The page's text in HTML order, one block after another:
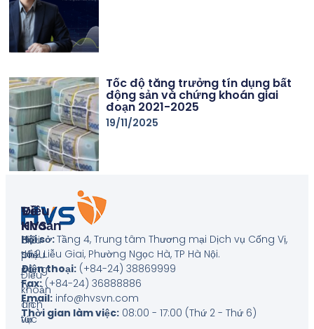
Tốc độ tăng trưởng tín dụng bất
động sản và chứng khoán giai
đoạn 2021-2025
19/11/2025
Hội sở:Tầng 4, Trung tâm Thương mại Dịch vụ Cống Vị,
số 2 Liễu Giai, Phường Ngọc Hà, TP Hà Nội.
Điện thoại:(+84-24) 38869999
Fax:(+84-24) 36888886
Email:info@hvsvn.com
Thời gian làm việc:08:00 - 17:00 (Thứ 2 - Thứ 6)
Về
HVS
Giới
thiệu
công
ty
Tin
tức
Điều
Khoản
Biểu
phí
Điều
khoản
dịch
vụ